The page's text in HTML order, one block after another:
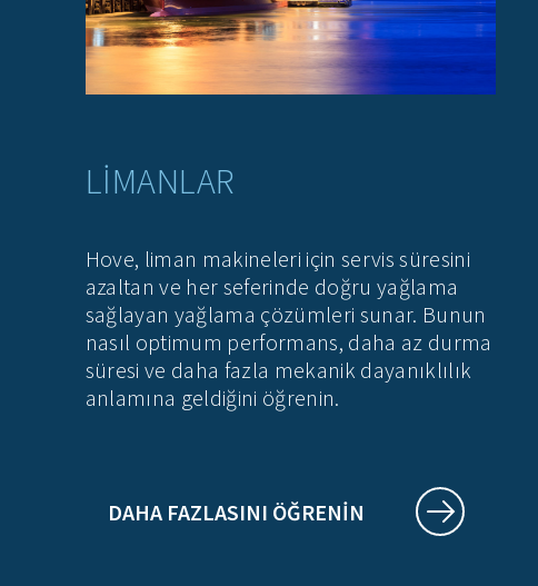
LİMANLAR
Hove, liman makineleri için servis süresini
azaltan ve her seferinde doğru yağlama
sağlayan yağlama çözümleri sunar. Bunun
nasıl optimum performans, daha az durma
süresi ve daha fazla mekanik dayanıklılık
anlamına geldiğini öğrenin.
DAHA FAZLASINI ÖĞRENIN